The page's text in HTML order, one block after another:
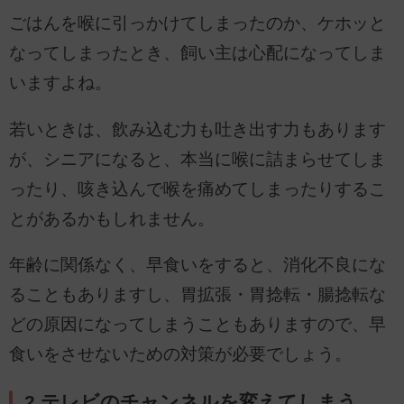
ごはんを喉に引っかけてしまったのか、ケホッと
なってしまったとき、飼い主は心配になってしま
いますよね。
若いときは、飲み込む力も吐き出す力もあります
が、シニアになると、本当に喉に詰まらせてしま
ったり、咳き込んで喉を痛めてしまったりするこ
とがあるかもしれません。
年齢に関係なく、早食いをすると、消化不良にな
ることもありますし、胃拡張・胃捻転・腸捻転な
どの原因になってしまうこともありますので、早
食いをさせないための対策が必要でしょう。